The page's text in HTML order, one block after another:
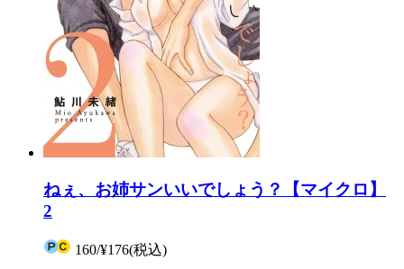
ねぇ、お姉サンいいでしょう？【マイクロ】
2
160/¥176(税込)